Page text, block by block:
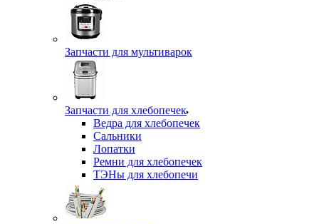
Запчасти для мультиварок
Запчасти для хлебопечек
Ведра для хлебопечек
Сальники
Лопатки
Ремни для хлебопечек
ТЭНы для хлебопечи